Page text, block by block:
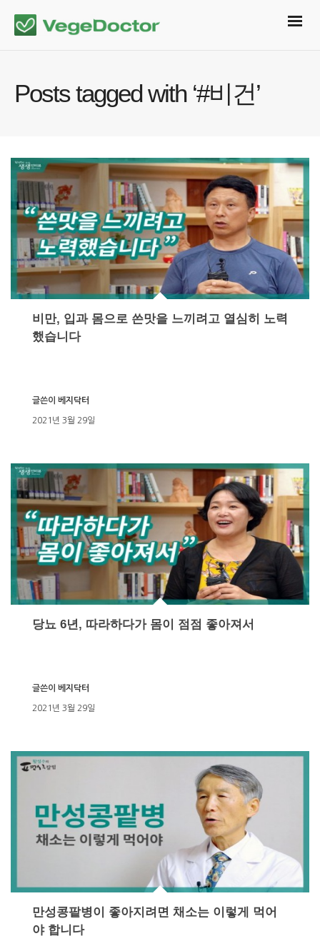
Posts tagged with ‘#비건’
비만, 입과 몸으로 쓴맛을 느끼려고 열심히 노력
했습니다
2021년 3월 29일
글쓴이 베지닥터
당뇨 6년, 따라하다가 몸이 점점 좋아져서
2021년 3월 29일
글쓴이 베지닥터
만성콩팥병이 좋아지려면 채소는 이렇게 먹어
야 합니다